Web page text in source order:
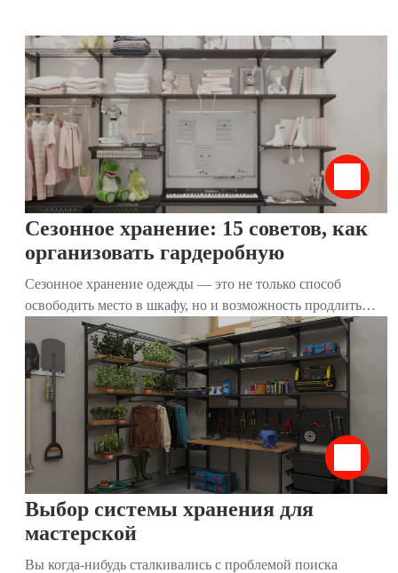
Сезонное хранение: 15 советов, как
организовать гардеробную
Сезонное хранение одежды — это не только способ
освободить место в шкафу, но и возможность продлить
жизнь любимым вещам. Правильная организация
гардеробной помогает легко находить нужные предметы,
поддерживать порядок и экономить время. В этой статье
мы собрали 15 практичных советов, которые помогут вам
эффективно подготовить и организовать сезонное
хранение, независимо от размера вашего дома.
Выбор системы хранения для
мастерской
Вы когда-нибудь сталкивались с проблемой поиска